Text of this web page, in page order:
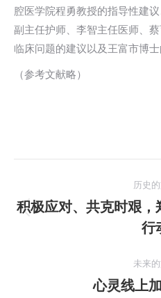
腔医学院程勇教授的指导性建
副主任护师、李智主任医师、
临床问题的建议以及王富市博
（参考文献略）
章
历史
文
积极应对、共克时艰
行
未来
心灵线上